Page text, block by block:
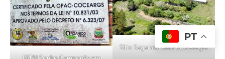
Sítio Sagarana em Porto Alegre
PT